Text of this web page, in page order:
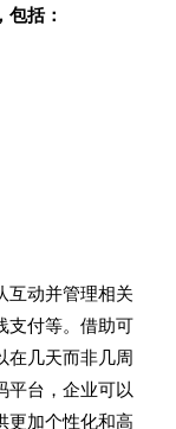
括：
互动并管理相关
支付等。借助可
在几天而非几周
平台，企业可以
更加个性化和高